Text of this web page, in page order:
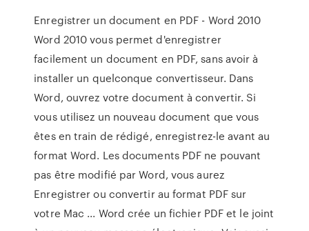
Enregistrer un document en PDF - Word 2010
Word 2010 vous permet d'enregistrer
facilement un document en PDF, sans avoir à
installer un quelconque convertisseur. Dans
Word, ouvrez votre document à convertir. Si
vous utilisez un nouveau document que vous
êtes en train de rédigé, enregistrez-le avant au
format Word. Les documents PDF ne pouvant
pas être modifié par Word, vous aurez
Enregistrer ou convertir au format PDF sur
votre Mac ... Word crée un fichier PDF et le joint